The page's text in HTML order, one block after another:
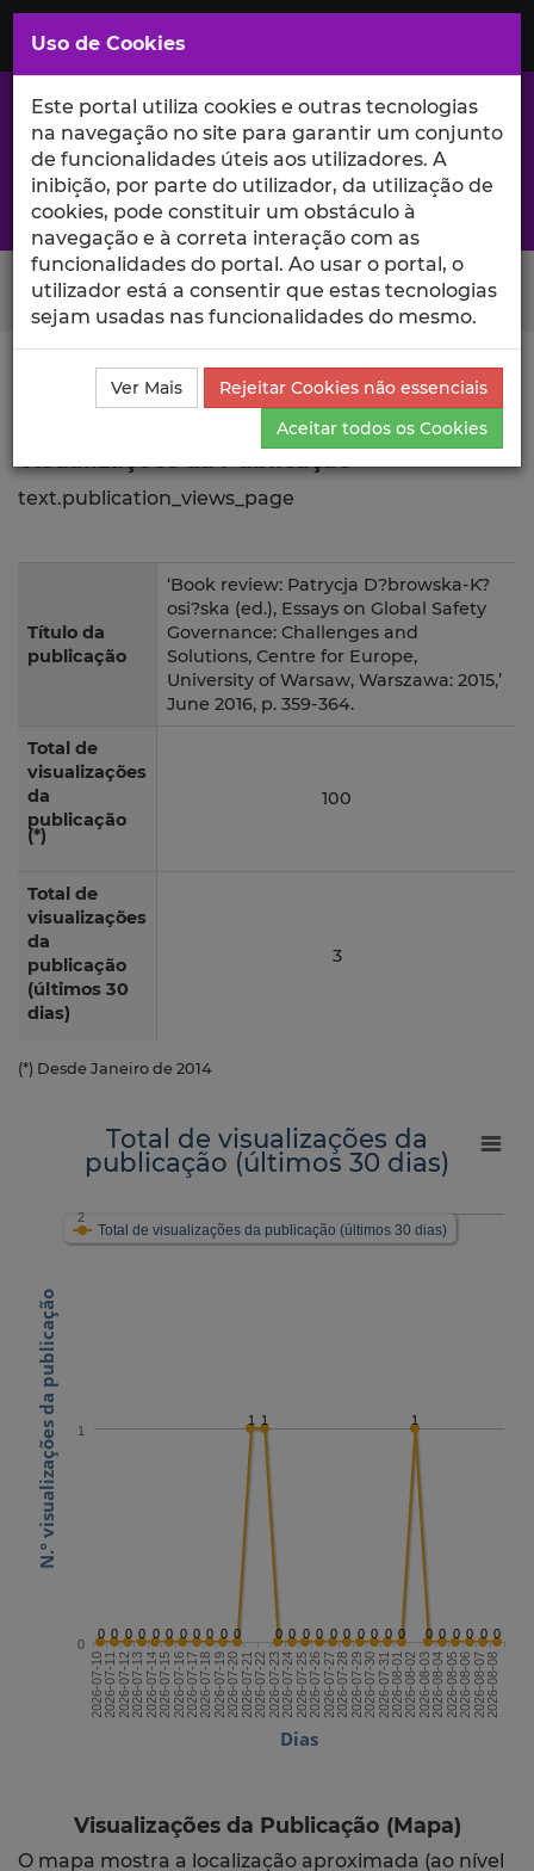
Saltar
para
Conteúdo
Principal
A excelência da investigação e ciência no Iscte
Search Button
Ciência_Iscte Publicações
Descrição Detalhada da
Publicação
Visualizações
text.publication_views_page
Título da
publicação
‘Book review: Patrycja D?browska-K?
osi?ska (ed.), Essays on Global Safety
Governance: Challenges and
Solutions, Centre for Europe,
University of Warsaw, Warszawa: 2015,’
June 2016, p. 359-364.
Total de
visualizações
da
publicação
(*)
100
Total de
visualizações
da
publicação
(últimos 30
dias)
3
(*) Desde Janeiro de 2014
Dias
N.º visualizações da publicação
Total de visualizações da
publicação (últimos 30 dias)
0 0 0 0 0 0 0 0 0 0 0
1 1
0 0 0 0 0 0 0 0 0 0
1
0 0 0 0 0 0
Total de visualizações da publicação (últimos 30 dias)
2026-07-102026-07-112026-07-122026-07-132026-07-142026-07-152026-07-162026-07-172026-07-182026-07-192026-07-202026-07-212026-07-222026-07-232026-07-242026-07-252026-07-262026-07-272026-07-282026-07-292026-07-302026-07-312026-08-012026-08-022026-08-032026-08-042026-08-052026-08-062026-08-072026-08-08
0
1
2
Visualizações da Publicação (Mapa)
O mapa mostra a localização aproximada (ao nível
Uso de Cookies
Este portal utiliza cookies e outras tecnologias
na navegação no site para garantir um conjunto
de funcionalidades úteis aos utilizadores. A
inibição, por parte do utilizador, da utilização de
cookies, pode constituir um obstáculo à
navegação e à correta interação com as
funcionalidades do portal. Ao usar o portal, o
utilizador está a consentir que estas tecnologias
sejam usadas nas funcionalidades do mesmo.
Ver Mais
Rejeitar Cookies não essenciais
Aceitar todos os Cookies